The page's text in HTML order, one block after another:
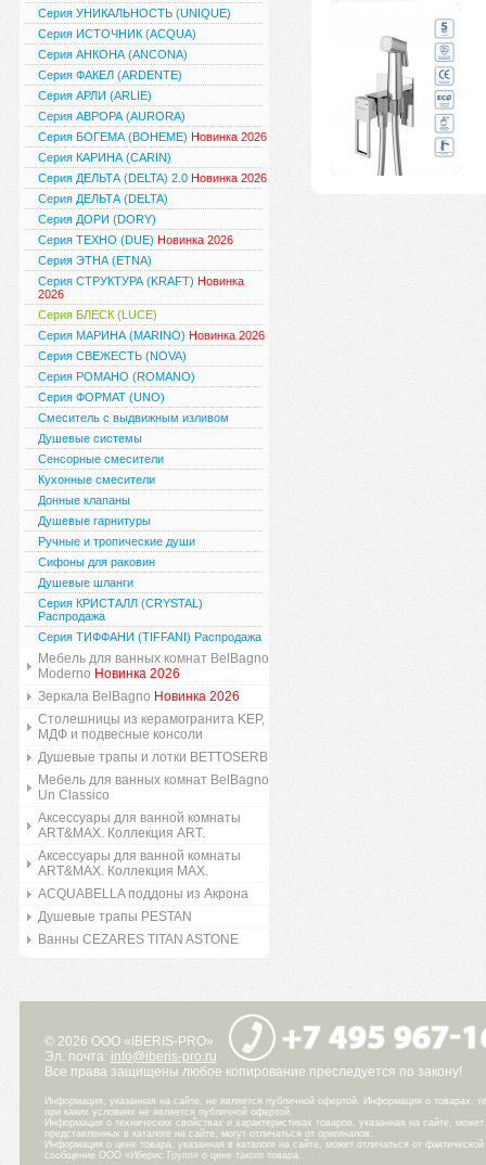
Серия УНИКАЛЬНОСТЬ (UNIQUE)
Серия ИСТОЧНИК (ACQUA)
Серия АНКОНА (ANCONA)
Серия ФАКЕЛ (ARDENTE)
Серия АРЛИ (ARLIE)
Серия АВРОРА (AURORA)
Серия БОГЕМА (BOHEME) Новинка 2026
Серия КАРИНА (CARIN)
Серия ДЕЛЬТА (DELTA) 2.0 Новинка 2026
Серия ДЕЛЬТА (DELTA)
Серия ДОРИ (DORY)
Серия ТЕХНО (DUE) Новинка 2026
Серия ЭТНА (ETNA)
Серия СТРУКТУРА (KRAFT) Новинка
2026
Серия БЛЕСК (LUCE)
Серия МАРИНА (MARINO) Новинка 2026
Серия СВЕЖЕСТЬ (NOVA)
Серия РОМАНО (ROMANO)
Серия ФОРМАТ (UNO)
Смеситель с выдвижным изливом
Душевые системы
Сенсорные смесители
Кухонные смесители
Донные клапаны
Душевые гарнитуры
Ручные и тропические души
Сифоны для раковин
Душевые шланги
Серия КРИСТАЛЛ (CRYSTAL)
Распродажа
Серия ТИФФАНИ (TIFFANI) Распродажа
Мебель для ванных комнат BelBagno
Moderno Новинка 2026
Зеркала BelBagno Новинка 2026
Столешницы из керамогранита KEP,
МДФ и подвесные консоли
Душевые трапы и лотки BETTOSERB
Мебель для ванных комнат BelBagno
Un Classico
Аксессуары для ванной комнаты
ART&MAX. Коллекция ART.
Аксессуары для ванной комнаты
ART&MAX. Коллекция MAX.
ACQUABELLA поддоны из Акрона
Душевые трапы PESTAN
Ванны CEZARES TITAN ASTONE
© 2026 ООО «IBERIS-PRO»
Эл. почта: info@iberis-pro.ru
Все права защищены любое копирование преследуется по закону!
Информация, указанная на сайте, не является публичной офертой. Информация о товарах,
при каких условиях не является публичной офертой.
Информация о технических свойствах и характеристиках товаров, указанная на сайте,
представленных в каталоге на сайте, могут отличаться от оригиналов.
Информация о цене товара, указанная в каталоге на сайте, может отличаться от
сообщение ООО «Иберис Групп» о цене такого товара.